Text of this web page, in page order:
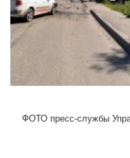
ФОТО пресс-службы